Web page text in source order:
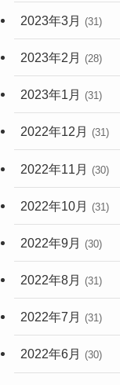
2023年3月 (31)
2023年2月 (28)
2023年1月 (31)
2022年12月 (31)
2022年11月 (30)
2022年10月 (31)
2022年9月 (30)
2022年8月 (31)
2022年7月 (31)
2022年6月 (30)